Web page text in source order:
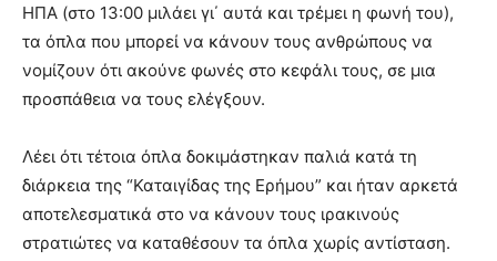
ΗΠΑ (στο 13:00 μιλάει γι΄ αυτά και τρέμει η φωνή του),
τα όπλα που μπορεί να κάνουν τους ανθρώπους να
νομίζουν ότι ακούνε φωνές στο κεφάλι τους, σε μια
προσπάθεια να τους ελέγξουν.
Λέει ότι τέτοια όπλα δοκιμάστηκαν παλιά κατά τη
διάρκεια της “Καταιγίδας της Ερήμου” και ήταν αρκετά
αποτελεσματικά στο να κάνουν τους ιρακινούς
στρατιώτες να καταθέσουν τα όπλα χωρίς αντίσταση.